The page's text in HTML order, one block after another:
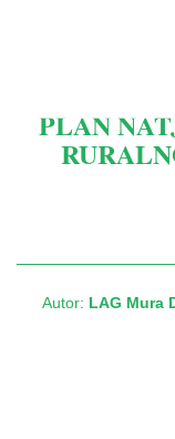
PLAN
Autor: LAG Mura